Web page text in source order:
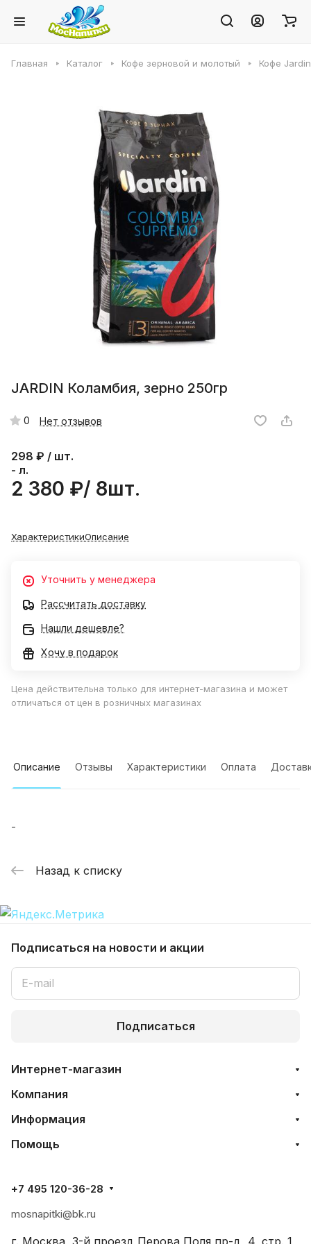
Главная Каталог Кофе зерновой и молотый Кофе Jardin
JARDIN Коламбия, зерно 250гр
0 Нет отзывов
298 ₽ / шт.
- л.
2 380 ₽/ 8шт.
ХарактеристикиОписание
Уточнить у менеджера
Рассчитать доставку
Нашли дешевле?
Хочу в подарок
Цена действительна только для интернет-магазина и может
отличаться от цен в розничных магазинах
Описание Отзывы Характеристики Оплата
-
Назад к списку
Подписаться на новости и акции
Подписаться
Интернет-магазин
Компания
Информация
Помощь
+7 495 120-36-28
mosnapitki@bk.ru
г. Москва, 3-й проезд Перова Поля пр-д, 4, стр. 1